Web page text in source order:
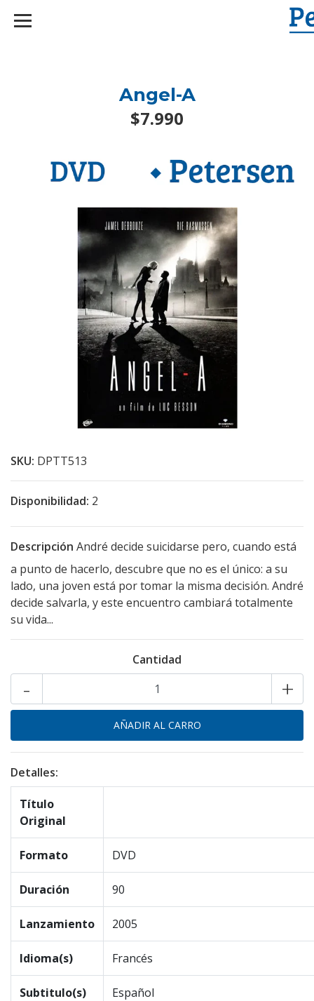
Angel-A
$7.990
SKU: DPTT513
Disponibilidad: 2
Descripción André decide suicidarse pero, cuando está
a punto de hacerlo, descubre que no es el único: a su
lado, una joven está por tomar la misma decisión. André
decide salvarla, y este encuentro cambiará totalmente
su vida...
Cantidad
+
-
Detalles:
Título
Original
Formato DVD
Duración 90
Lanzamiento 2005
Idioma(s) Francés
Subtitulo(s) Español